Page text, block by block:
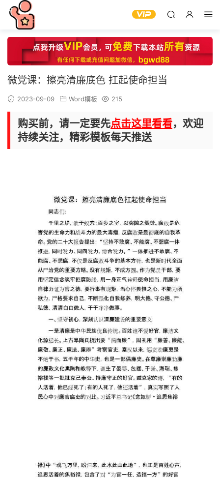
微党课：擦亮清廉底色 扛起使命担当
2023-09-09 Word模板 215
购买前，请一定要先点击这里看看，欢迎
持续关注，精彩模板每天推送